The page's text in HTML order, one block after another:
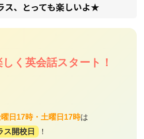
ス、とっても楽しいよ★
く英会話スタート！
日17時・土曜日17時は
ス開校日
！